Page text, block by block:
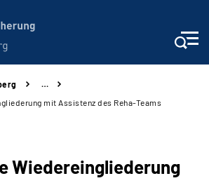
…
mit Assistenz des Reha-Teams
Wiedereingliederung